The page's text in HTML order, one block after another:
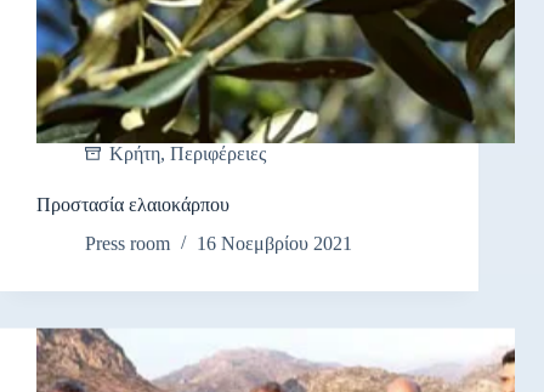
Κρήτη, Περιφέρειες
Προστασία ελαιοκάρπου
Press room
16 Νοεμβρίου 2021